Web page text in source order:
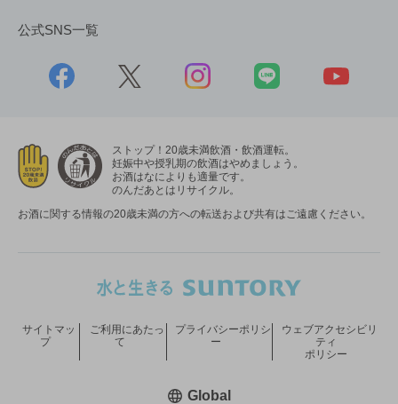
公式SNS一覧
ストップ！20歳未満飲酒・飲酒運転。
妊娠中や授乳期の飲酒はやめましょう。
お酒はなによりも適量です。
のんだあとはリサイクル。
お酒に関する情報の20歳未満の方への転送および共有はご遠慮ください。
サイトマッ
プ
ご利用にあたっ
て
プライバシーポリシ
ー
ウェブアクセシビリ
ティ
ポリシー
Global新しいウィンドウで開く